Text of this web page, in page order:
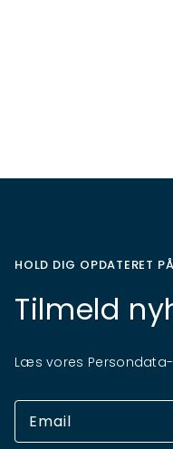
HOLD DIG OPDATERET
Tilmeld
Læs vores